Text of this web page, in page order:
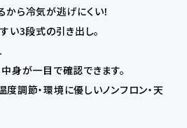
ら冷気が逃げにくい！
い3段式の引き出し。
身が一目で確認できます。
調節・環境に優しいノンフロン・天